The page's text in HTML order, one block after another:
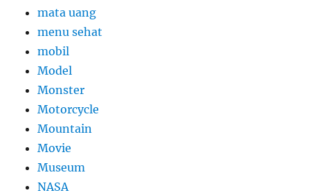
mata uang
menu sehat
mobil
Model
Monster
Motorcycle
Mountain
Movie
Museum
NASA